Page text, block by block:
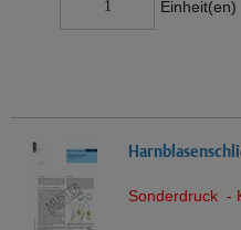
Einheit(en)
Sonderdruck -